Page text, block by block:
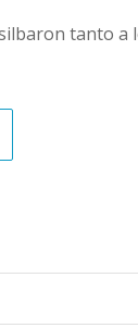
tanto a